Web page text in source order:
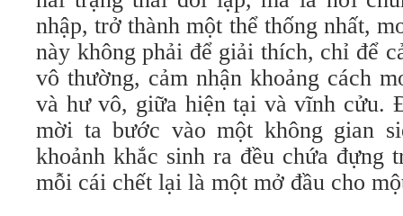
nhập, trở thành một thể thống nhất,
này không phải để giải thích, chỉ để
vô thường, cảm nhận khoảng cách
và hư vô, giữa hiện tại và vĩnh cửu.
mời ta bước vào một không gian
khoảnh khắc sinh ra đều chứa đựng
mỗi cái chết lại là một mở đầu cho